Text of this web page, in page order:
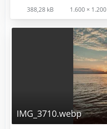
388,28 kB 1.600 × 1.200
IMG_3710.webp